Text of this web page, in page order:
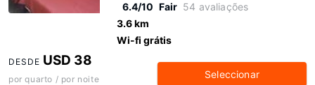
6.4/10 Fair 54 avaliações
3.6 km
Wi-fi grátis
DESDE USD 38
por quarto / por noite Seleccionar